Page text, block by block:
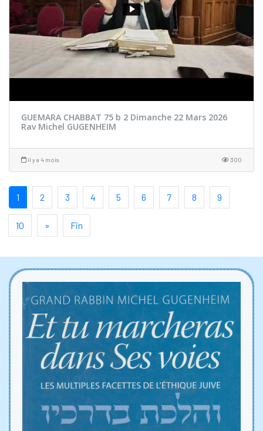
GUEMARA CHABBAT 75 b 2 Dimanche 22 Mars 2026
Rav Michel GUGENHEIM
il y a 4 mois 300
1 2 3 4 5 6 7 8 9
10 » Fin